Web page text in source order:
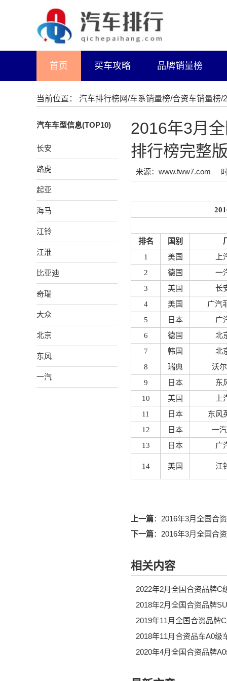
首页 买车攻略 品牌销量榜
当前位置： 汽车排行榜网/车系销量榜/合资车销量榜/
汽车车型信息(TOP10)
长安
路虎
起亚
海马
江铃
江淮
比亚迪
奇瑞
大众
北京
东风
一汽
2016年3月
排行榜完整
来源：www.fww7.com
排名 国别
1
美国
上
2
德国
一
3
美国
长
4
美国
广汽
5
日本
广
6
德国
北
7
韩国
北
8
瑞典
沃
9
日本
东
10
美国
上
11
日本
东风
12
日本
一
13
日本 广
14 美国 江
上一篇： 2016年3月全国合
下一篇： 2016年3月全国合
相关内容
2022年2月全国合资品牌C
2018年2月全国合资品牌
2019年11月全国合资品牌
2018年11月合资品车A0级
2020年4月全国合资品牌